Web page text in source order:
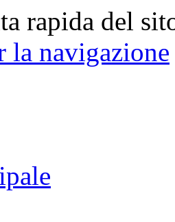
rapida del
la navigazione